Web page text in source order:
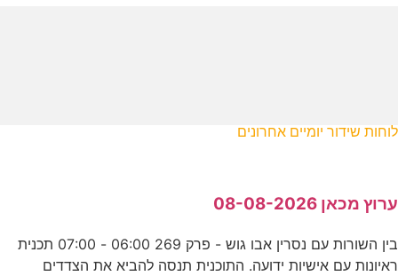
לוחות שידור יומיים אחרונים
ערוץ מכאן 08-08-2026
בין השורות עם נסרין אבו גוש - פרק 269 06:00 - 07:00 תכנית
ראיונות עם אישיות ידועה. התוכנית תנסה להביא את הצדדים